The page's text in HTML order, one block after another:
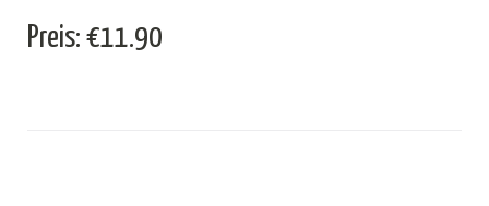
Preis: €11.90